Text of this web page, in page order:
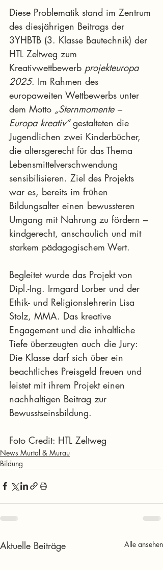
Diese Problematik stand im Zentrum
des diesjährigen Beitrags der
3YHBTB (3. Klasse Bautechnik) der
HTL Zeltweg zum
Kreativwettbewerb projekteuropa
2025. Im Rahmen des
europaweiten Wettbewerbs unter
dem Motto „Sternmomente –
Europa kreativ“ gestalteten die
Jugendlichen zwei Kinderbücher,
die altersgerecht für das Thema
Lebensmittelverschwendung
sensibilisieren. Ziel des Projekts
war es, bereits im frühen
Bildungsalter einen bewussteren
Umgang mit Nahrung zu fördern –
kindgerecht, anschaulich und mit
starkem pädagogischem Wert.
Begleitet wurde das Projekt von
Dipl.-Ing. Irmgard Lorber und der
Ethik- und Religionslehrerin Lisa
Stolz, MMA. Das kreative
Engagement und die inhaltliche
Tiefe überzeugten auch die Jury:
Die Klasse darf sich über ein
beachtliches Preisgeld freuen und
leistet mit ihrem Projekt einen
nachhaltigen Beitrag zur
Bewusstseinsbildung.
Foto Credit: HTL Zeltweg
News Murtal & Murau
Bildung
Aktuelle Beiträge Alle ansehen